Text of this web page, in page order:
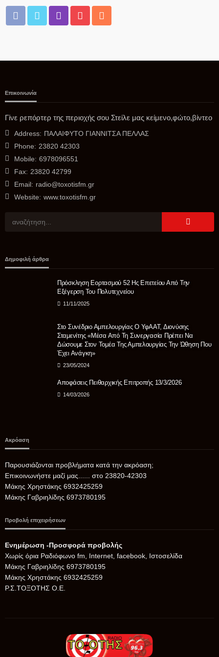
ΑΓΡΟΤΙΚΆ
Κοινοβουλευτική ερώτηση του Διονύση Σταμενίτη για τα
Θρίλερ με τον θάνατο 68χρονου στις Σέρρες- Συνεχίζονται οι
Επικοινωνία
Γίνε ρεπόρτερ της περιοχής σου Στείλε μας κείμενο,φώτο,βίντεο
Address: ΠΑΛΑΙΦΥΤΟ ΓΙΑΝΝΙΤΣΑ ΠΕΛΛΑΣ
Phone: 23820 42303
Mobile: 6978096551
Fax: 23820 42799
Email: radio@toxotisfm.gr
Website: www.toxotisfm.gr
Δημοφιλή άρθρα
Πρόσκληση Εορτασμού 52 Ης Επετείου Από Την
Εξέγερση Του Πολυτεχνείου
11/11/2025
Στο Συνέδριο Αμπελουργίας Ο ΥφΑΑΤ, Διονύσης
Σταμενίτης «Μέσα Από Τη Συνεργασία Πρέπει Να
Δώσουμε Στον Τομέα Της Αμπελουργίας Την Ώθηση Που
Έχει Ανάγκη»
23/05/2024
Αποφάσεις Πειθαρχικής Επιτροπής 13/3/2026
14/03/2026
Ακρόαση
Παρουσιάζονται προβλήματα κατά την ακρόαση;
Επικοινωνήστε μαζί μας...... στο 23820-42303
Μάκης Χρηστάκης 6932425259
Μάκης Γαβριηλίδης 6973780195
Προβολή επιχειρήσεων
Ενημέρωση -Προσφορά προβολής
Xωρίς όρια Ραδιόφωνο fm, Internet, facebook, Ιστοσελίδα
Μάκης Γαβριηλίδης 6973780195
Μάκης Χρηστάκης 6932425259
Ρ.Σ.ΤΟΞΟΤΗΣ Ο.Ε.